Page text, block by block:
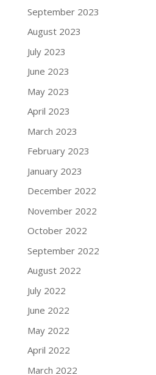
September 2023
August 2023
July 2023
June 2023
May 2023
April 2023
March 2023
February 2023
January 2023
December 2022
November 2022
October 2022
September 2022
August 2022
July 2022
June 2022
May 2022
April 2022
March 2022